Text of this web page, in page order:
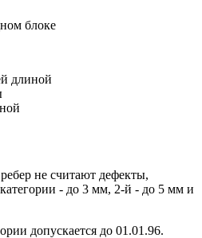
блоке
длиной
не считают дефекты,
- до 3 мм, 2-й - до 5 мм и
допускается до 01.01.96.